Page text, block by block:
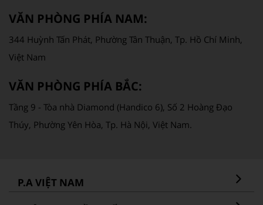
VĂN PHÒNG PHÍA NAM:
344 Huỳnh Tấn Phát, Phường Tân Thuận, Tp. Hồ Chí Minh,
Việt Nam
VĂN PHÒNG PHÍA BẮC:
Tầng 9 - Tòa nhà Diamond (Handico 6), Số 2 Hoàng Đạo
Thúy, Phường Yên Hòa, Tp. Hà Nội, Việt Nam.
P.A VIỆT NAM